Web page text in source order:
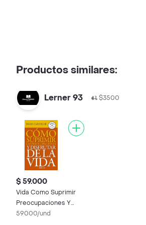
Productos similares:
Lerner 93 $3500
$ 59.000
Vida Como Suprimir
Preocupaciones Y
Disfrutar De La
59000/und